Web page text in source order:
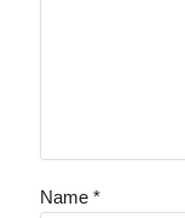
Name *